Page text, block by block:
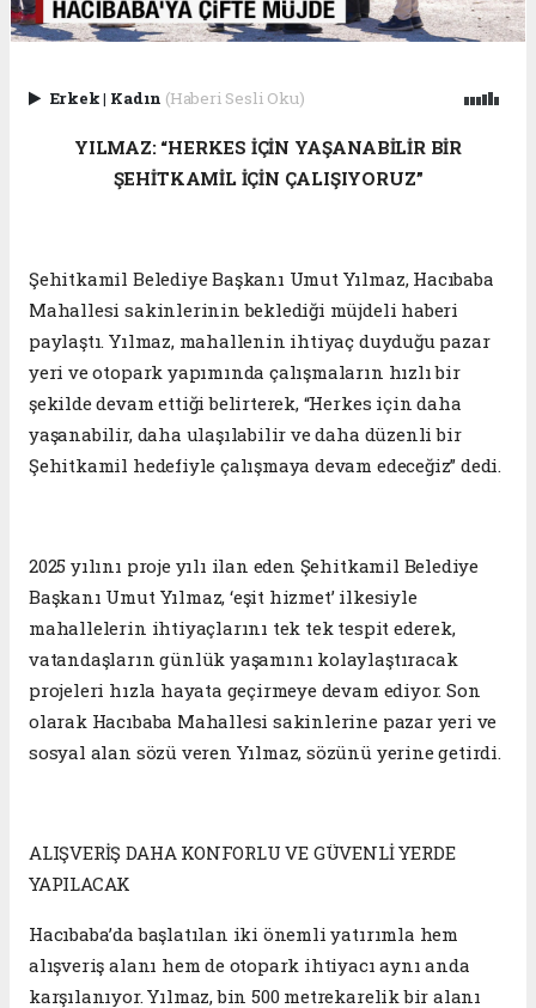
Erkek| Kadın (Haberi Sesli Oku)
YILMAZ: “HERKES İÇİN YAŞANABİLİR BİR
ŞEHİTKAMİL İÇİN ÇALIŞIYORUZ”
Şehitkamil Belediye Başkanı Umut Yılmaz, Hacıbaba
Mahallesi sakinlerinin beklediği müjdeli haberi
paylaştı. Yılmaz, mahallenin ihtiyaç duyduğu pazar
yeri ve otopark yapımında çalışmaların hızlı bir
şekilde devam ettiği belirterek, “Herkes için daha
yaşanabilir, daha ulaşılabilir ve daha düzenli bir
Şehitkamil hedefiyle çalışmaya devam edeceğiz” dedi.
2025 yılını proje yılı ilan eden Şehitkamil Belediye
Başkanı Umut Yılmaz, ‘eşit hizmet’ ilkesiyle
mahallelerin ihtiyaçlarını tek tek tespit ederek,
vatandaşların günlük yaşamını kolaylaştıracak
projeleri hızla hayata geçirmeye devam ediyor. Son
olarak Hacıbaba Mahallesi sakinlerine pazar yeri ve
sosyal alan sözü veren Yılmaz, sözünü yerine getirdi.
ALIŞVERİŞ DAHA KONFORLU VE GÜVENLİ YERDE
YAPILACAK
Hacıbaba’da başlatılan iki önemli yatırımla hem
alışveriş alanı hem de otopark ihtiyacı aynı anda
karşılanıyor. Yılmaz, bin 500 metrekarelik bir alanı